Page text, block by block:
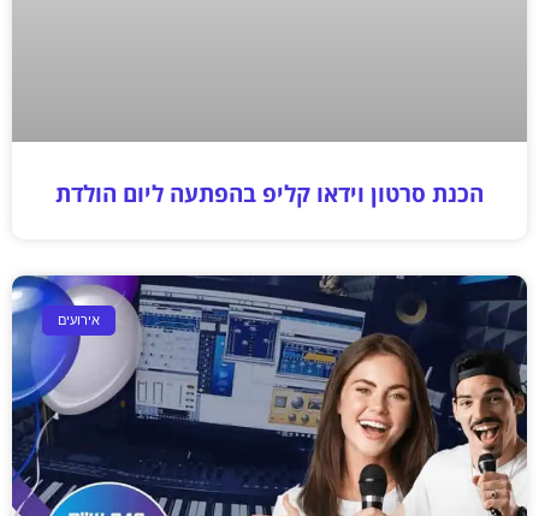
הכנת סרטון וידאו קליפ בהפתעה ליום הולדת
אירועים